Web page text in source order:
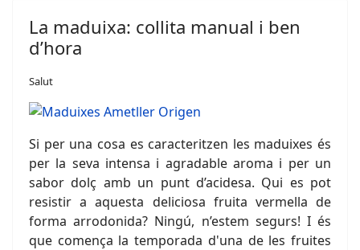
La maduixa: collita manual i ben
d’hora
Salut
Si per una cosa es caracteritzen les maduixes és
per la seva intensa i agradable aroma i per un
sabor dolç amb un punt d’acidesa. Qui es pot
resistir a aquesta deliciosa fruita vermella de
forma arrodonida? Ningú, n’estem segurs! I és
que comença la temporada d'una de les fruites